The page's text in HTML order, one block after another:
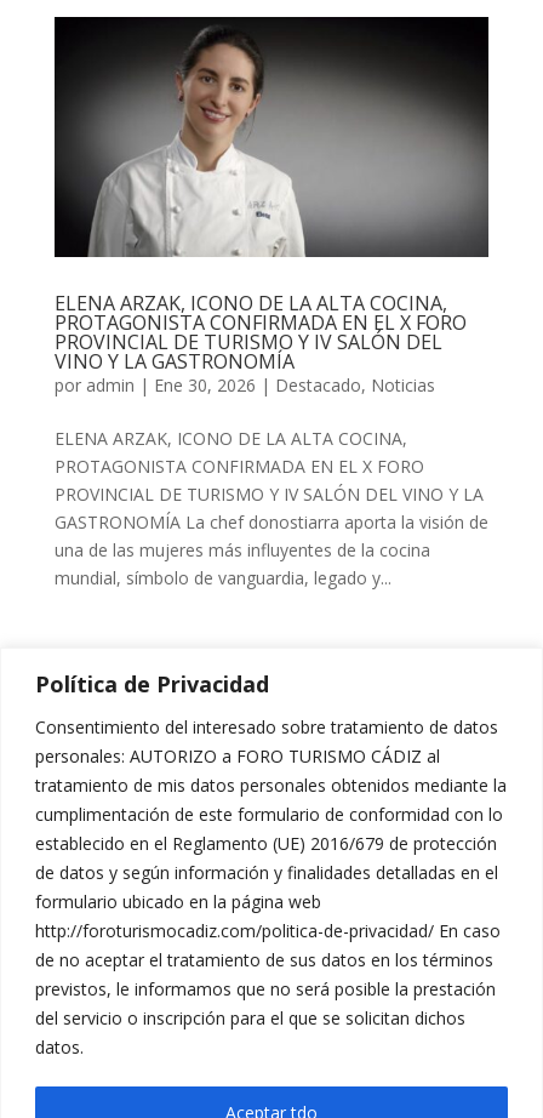
Política de Privacidad
Consentimiento del interesado sobre tratamiento de datos
personales: AUTORIZO a FORO TURISMO CÁDIZ al
tratamiento de mis datos personales obtenidos mediante la
cumplimentación de este formulario de conformidad con lo
establecido en el Reglamento (UE) 2016/679 de protección
de datos y según información y finalidades detalladas en el
formulario ubicado en la página web
http://foroturismocadiz.com/politica-de-privacidad/ En caso
de no aceptar el tratamiento de sus datos en los términos
previstos, le informamos que no será posible la prestación
del servicio o inscripción para el que se solicitan dichos
datos.
Aceptar tdo
ELENA ARZAK, ICONO DE LA ALTA COCINA,
PROTAGONISTA CONFIRMADA EN EL X FORO
PROVINCIAL DE TURISMO Y IV SALÓN DEL
VINO Y LA GASTRONOMÍA
por admin | Ene 30, 2026 | Destacado, Noticias
ELENA ARZAK, ICONO DE LA ALTA COCINA,
PROTAGONISTA CONFIRMADA EN EL X FORO
PROVINCIAL DE TURISMO Y IV SALÓN DEL VINO Y LA
GASTRONOMÍA La chef donostiarra aporta la visión de
una de las mujeres más influyentes de la cocina
mundial, símbolo de vanguardia, legado y...
[hover_box image=»https://foroturismocadiz.com/wp-
image_hover=»http://themes.muffingroup.com/be/politi
cs/wp-
content/uploads/2014/12/home_politics_join_2.jpg»
link=»http://www.8cadiz.es/»]
Política de Privacidad